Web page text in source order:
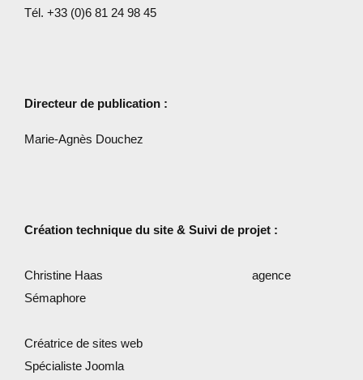
Tél. +33 (0)6 81 24 98 45
Directeur de publication :
Marie-Agnès Douchez
Création technique du site & Suivi de projet :
Christine Haas agence
Sémaphore
Créatrice de sites web
Spécialiste Joomla